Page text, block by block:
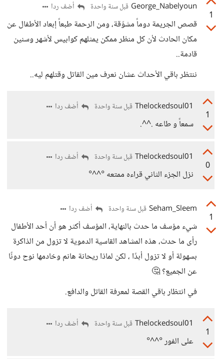
1
George_Nabelyoun قبل سنة واحدة أضف ردا
قصص الجريمة دوماً مشوّقة، ومن الرحمة طبعاً إبعاد الأطفال عن
مكان الحادث لأن كل منظر ممكن يمثلهم كوابيس لأشهر وسنين
قادمة..
ننتظر باقي الأحداث عشان نعرف مين القاتل وقتلهم ليه..
1
Thelockedsoul01 قبل سنة واحدة أضف ردا
سمعاً و طاعه .^^.
0
Thelockedsoul01 قبل سنة واحدة أضف ردا
نزل الجزء الثاني قراءه ممتعه °^^°
1
Seham_Sleem قبل سنة واحدة أضف ردا
شيء مؤسف ما حدث بالنهاية، المؤسف أكثر هو أن أحد الأطفال
رأى ما حدث، هذه المشاهد القاسية الدموية لا تزول من الذاكرة
بسهولة أو لا تزول أبدًا ، لكن لماذا ريحانة هانم وخادمها نوح دونًا
عن الجميع؟ 🤔
في انتظار باقي القصة لمعرفة القاتل والدافع.
1
Thelockedsoul01 قبل سنة واحدة أضف ردا
على الفور °^^°